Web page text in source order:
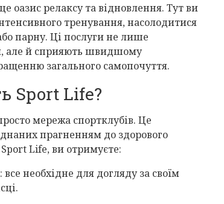
оазис релаксу та відновлення. Тут ви
тренування, насолодитися
парну. Ці послуги не лише
але й сприяють швидшому
загального самопочуття.
Sport Life?
мережа спортклубів. Це
прагненням до здорового
Life, ви отримуєте:
необхідне для догляду за своїм